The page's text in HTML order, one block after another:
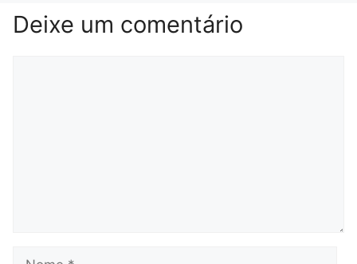
Deixe um comentário
Nome